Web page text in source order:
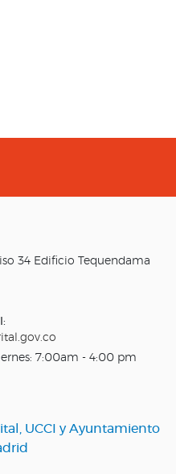
34 Edificio Tequendama
7:00am - 4:00 pm